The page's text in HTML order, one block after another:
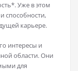
Уже в этом
способности,
карьере.
интересы и
области. Они
для